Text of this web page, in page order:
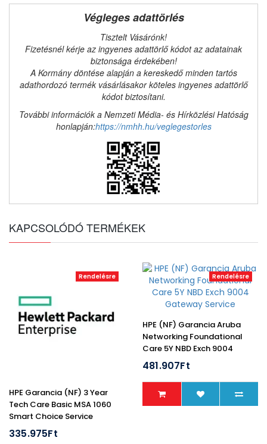
Végleges adattörlés
Tisztelt Vásárónk!
Fizetésnél kérje az ingyenes adattörlő kódot az adatainak
biztonsága érdekében!
A Kormány döntése alapján a kereskedő minden tartós
adathordozó termék vásárlásakor köteles ingyenes adattörlő
kódot biztosítani.
További információk a Nemzeti Média- és Hírközlési Hatóság
honlapján:https://nmhh.hu/veglegestorles
KAPCSOLÓDÓ TERMÉKEK
Rendelésre
HPE Garancia (NF) 3 Year
Tech Care Basic MSA 1060
Smart Choice Service
335.975Ft
Rendelésre
HPE (NF) Garancia Aruba
Networking Foundational
Care 5Y NBD Exch 9004
Gateway Service
481.907Ft